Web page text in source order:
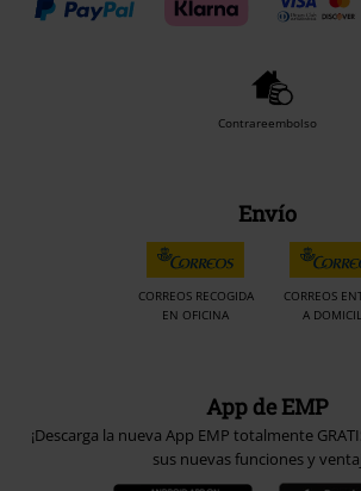
Contrareembolso
Envío
CORREOS RECOGIDA
EN OFICINA
CORREOS
A
App de EMP
¡Descarga la nueva App EMP totalmente
sus nuevas funciones y